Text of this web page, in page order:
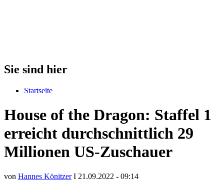
Sie sind hier
Startseite
House of the Dragon: Staffel 1
erreicht durchschnittlich 29
Millionen US-Zuschauer
von Hannes KönitzerI 21.09.2022 - 09:14